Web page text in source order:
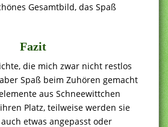
Gesamtbild, das Spaß
Fazit
die mich zwar nicht restlos
Spaß beim Zuhören gemacht
aus Schneewittchen
Platz, teilweise werden sie
etwas angepasst oder